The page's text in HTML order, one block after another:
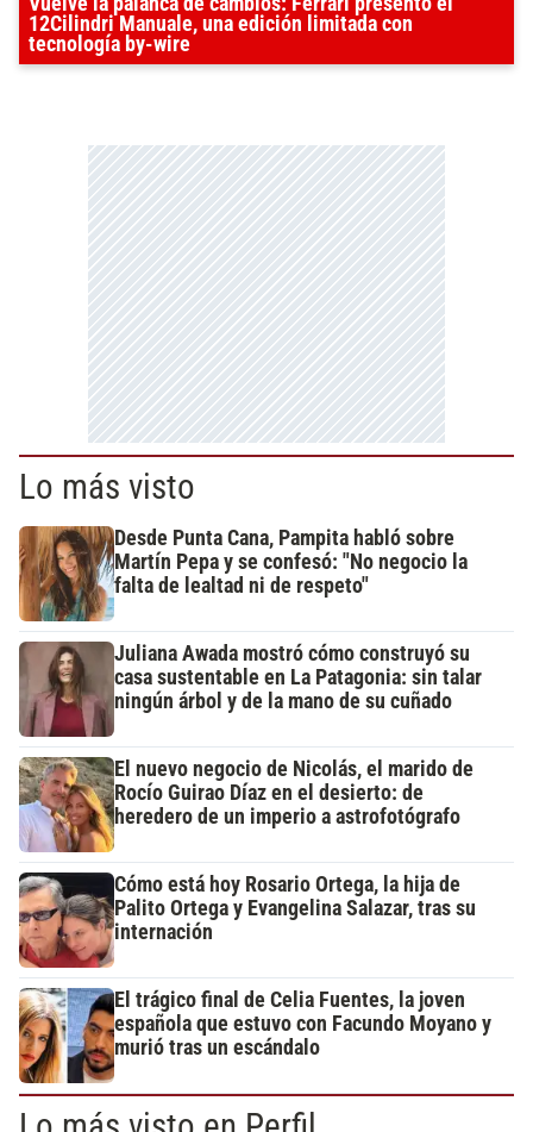
12Cilindri Manuale, una edición limitada con
tecnología by-wire
Lo más visto
Desde Punta Cana, Pampita habló sobre
Martín Pepa y se confesó: "No negocio la
falta de lealtad ni de respeto"
Juliana Awada mostró cómo construyó su
casa sustentable en La Patagonia: sin talar
ningún árbol y de la mano de su cuñado
El nuevo negocio de Nicolás, el marido de
Rocío Guirao Díaz en el desierto: de
heredero de un imperio a astrofotógrafo
Cómo está hoy Rosario Ortega, la hija de
Palito Ortega y Evangelina Salazar, tras su
internación
El trágico final de Celia Fuentes, la joven
española que estuvo con Facundo Moyano y
murió tras un escándalo